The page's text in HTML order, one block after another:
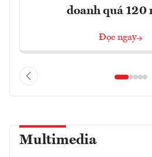
doanh quá 120
Đọc ngay
Multimedia